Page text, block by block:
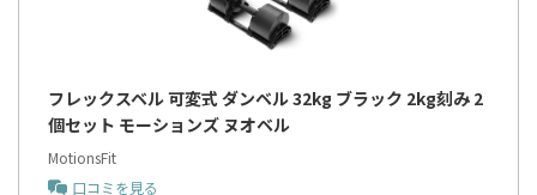
フレックスベル 可変式 ダンベル 32kg ブラック 2kg刻み 2
個セット モーションズ ヌオベル
MotionsFit
口コミを見る